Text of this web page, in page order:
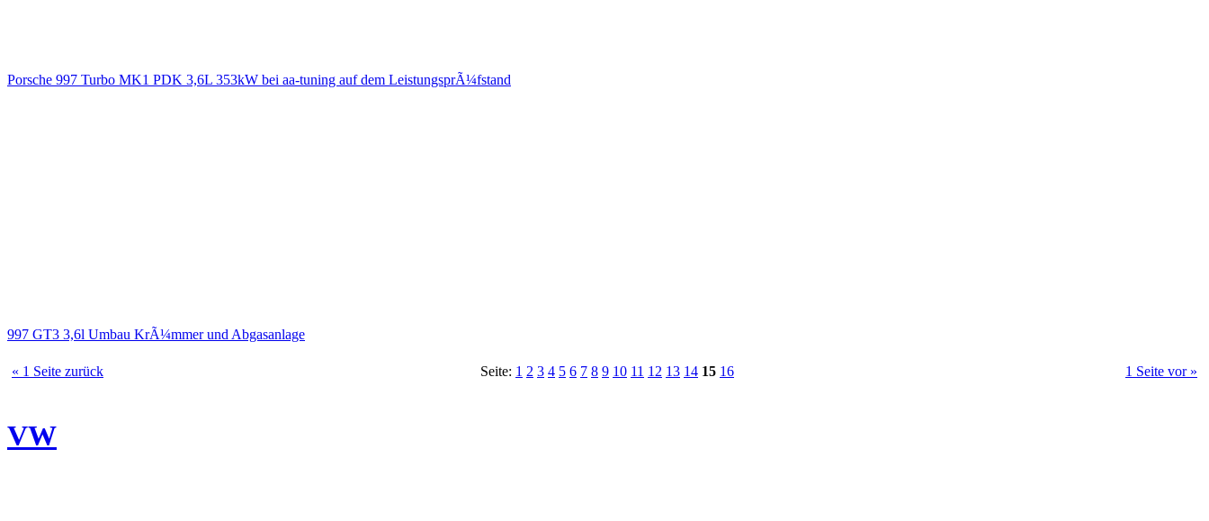
Porsche 997 Turbo MK1 PDK 3,6L 353kW bei aa-tuning auf dem LeistungsprÃ¼fstand
997 GT3 3,6l Umbau KrÃ¼mmer und Abgasanlage
« 1 Seite zurück Seite: 1 2 3 4 5 6 7 8 9 10 11 12 13 14 15 16 1 Seite vor »
VW